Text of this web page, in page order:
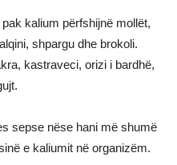
kalium përfshijnë mollët,
shpargu dhe brokoli.
kastraveci, orizi i bardhë,
sepse nëse hani më shumë
e kaliumit në organizëm.